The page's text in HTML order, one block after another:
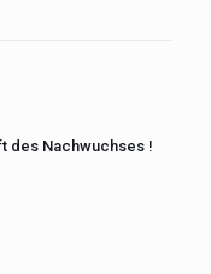
des Nachwuchses !